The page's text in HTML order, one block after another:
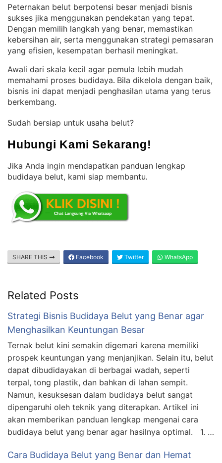
Peternakan belut berpotensi besar menjadi bisnis
sukses jika menggunakan pendekatan yang tepat
Dengan memilih langkah yang benar, memastikan
kebersihan air, serta menggunakan strategi pemasaran
yang efisien, kesempatan berhasil meningkat.
Awali dari skala kecil agar pemula lebih mudah
memahami proses budidaya. Bila dikelola dengan baik,
bisnis ini dapat menjadi penghasilan utama yang terus
berkembang.
Sudah bersiap untuk usaha belut?
Hubungi Kami Sekarang!
Jika Anda ingin mendapatkan panduan lengkap
budidaya belut, kami siap membantu.
SHARE THIS Facebook Twitter WhatsApp
Related Posts
Strategi Bisnis Budidaya Belut yang Benar agar
Menghasilkan Keuntungan Besar
Ternak belut kini semakin digemari karena memiliki
prospek keuntungan yang menjanjikan. Selain itu, belut
dapat dibudidayakan di berbagai wadah, seperti
terpal, tong plastik, dan bahkan di lahan sempit.
Namun, kesuksesan dalam budidaya belut sangat
dipengaruhi oleh teknik yang diterapkan. Artikel ini
akan memberikan panduan lengkap mengenai cara
budidaya belut yang benar agar hasilnya optimal. 1. …
Cara Budidaya Belut yang Benar dan Hemat